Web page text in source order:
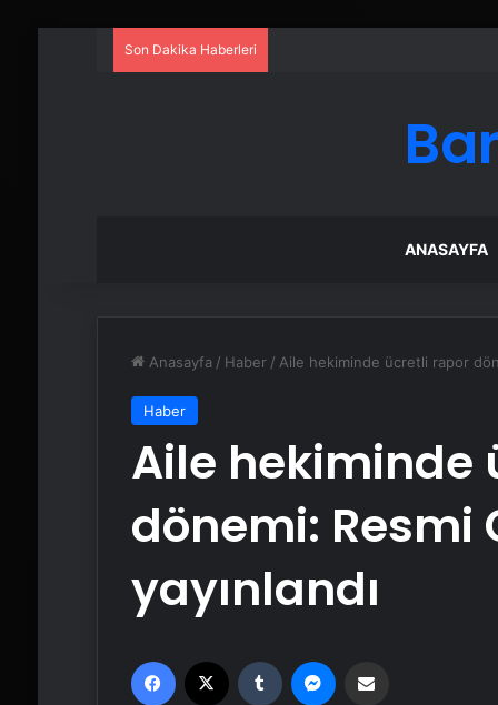
Son Dakika Haberleri
ANASAYFA
Anasayfa / Haber / Aile hekiminde ücretli rapor
Haber
Aile hekiminde
dönemi: Resmi
yayınlandı
Facebook Tumblr